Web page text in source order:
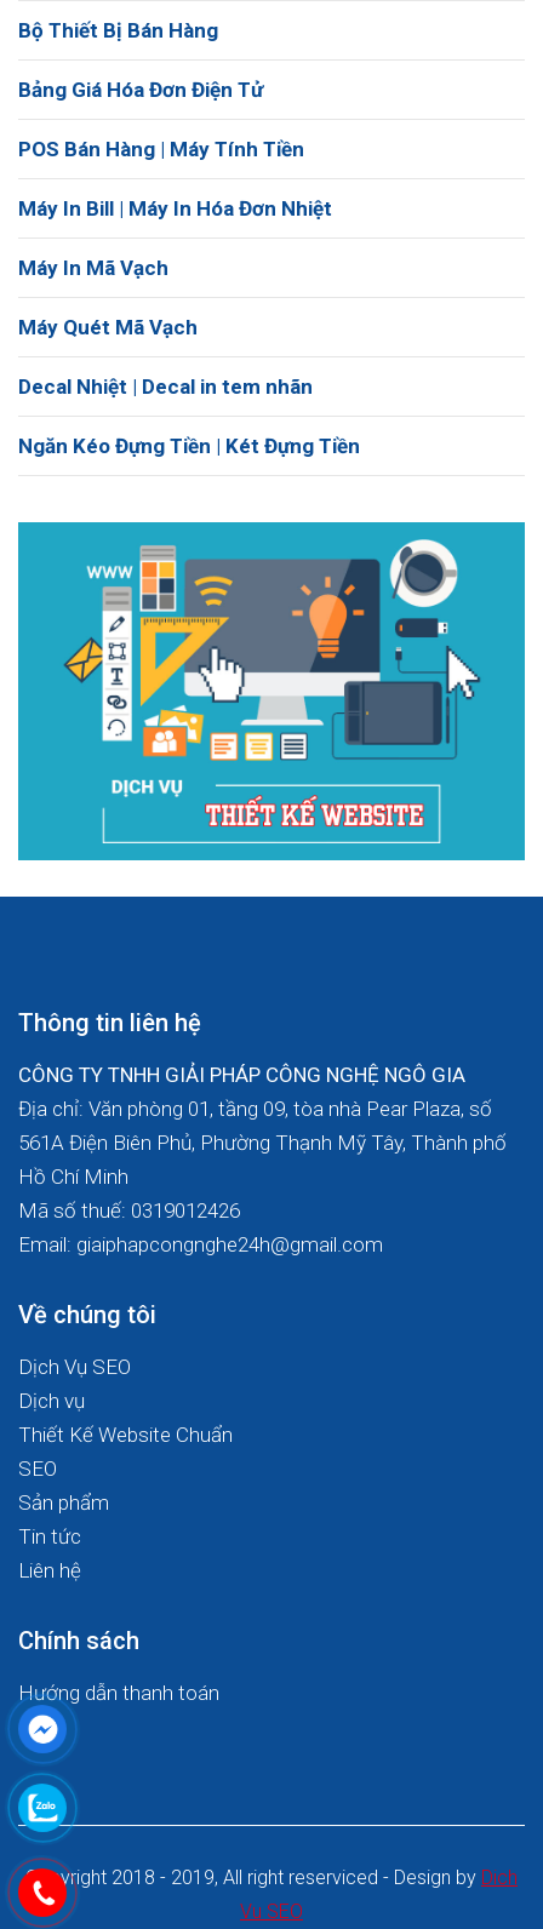
Bộ Thiết Bị Bán Hàng
Bảng Giá Hóa Đơn Điện Tử
POS Bán Hàng | Máy Tính Tiền
Máy In Bill | Máy In Hóa Đơn Nhiệt
Máy In Mã Vạch
Máy Quét Mã Vạch
Decal Nhiệt | Decal in tem nhãn
Ngăn Kéo Đựng Tiền | Két Đựng Tiền
Thông tin liên hệ
CÔNG TY TNHH GIẢI PHÁP CÔNG NGHỆ NGÔ GIA
Địa chỉ: Văn phòng 01, tầng 09, tòa nhà Pear Plaza, số
561A Điện Biên Phủ, Phường Thạnh Mỹ Tây, Thành phố
Hồ Chí Minh
Mã số thuế: 0319012426
Email: giaiphapcongnghe24h@gmail.com
Về chúng tôi
Dịch Vụ SEO
Dịch vụ
Thiết Kế Website Chuẩn
SEO
Sản phẩm
Tin tức
Liên hệ
Chính sách
Hướng dẫn thanh toán
Copyright 2018 - 2019, All right reserviced - Design by Dich
Vu SEO